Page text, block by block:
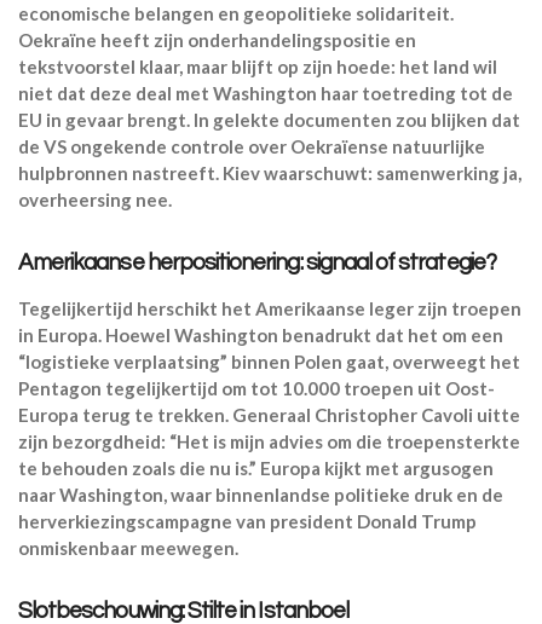
economische belangen en geopolitieke solidariteit.
Oekraïne heeft zijn onderhandelingspositie en
tekstvoorstel klaar, maar blijft op zijn hoede: het land wil
niet dat deze deal met Washington haar toetreding tot de
EU in gevaar brengt. In gelekte documenten zou blijken dat
de VS ongekende controle over Oekraïense natuurlijke
hulpbronnen nastreeft. Kiev waarschuwt: samenwerking ja,
overheersing nee.
Amerikaanse herpositionering: signaal of strategie?
Tegelijkertijd herschikt het Amerikaanse leger zijn troepen
in Europa. Hoewel Washington benadrukt dat het om een
“logistieke verplaatsing” binnen Polen gaat, overweegt het
Pentagon tegelijkertijd om tot 10.000 troepen uit Oost-
Europa terug te trekken. Generaal Christopher Cavoli uitte
zijn bezorgdheid: “Het is mijn advies om die troepensterkte
te behouden zoals die nu is.” Europa kijkt met argusogen
naar Washington, waar binnenlandse politieke druk en de
herverkiezingscampagne van president Donald Trump
onmiskenbaar meewegen.
Slotbeschouwing: Stilte in Istanboel